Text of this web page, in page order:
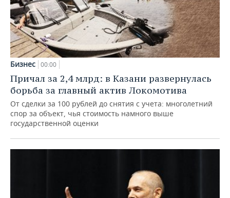
Бизнес 00:00
Причал за 2,4 млрд: в Казани развернулась
борьба за главный актив Локомотива
От сделки за 100 рублей до снятия с учета: многолетний
спор за объект, чья стоимость намного выше
государственной оценки